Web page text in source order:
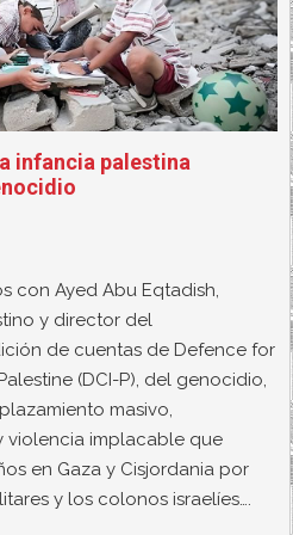
infancia palestina
con Ayed Abu Eqtadish,
y director del
de cuentas de Defence for
(DCI-P), del genocidio,
masivo,
violencia implacable que
en Gaza y Cisjordania por
y los colonos israelíes….